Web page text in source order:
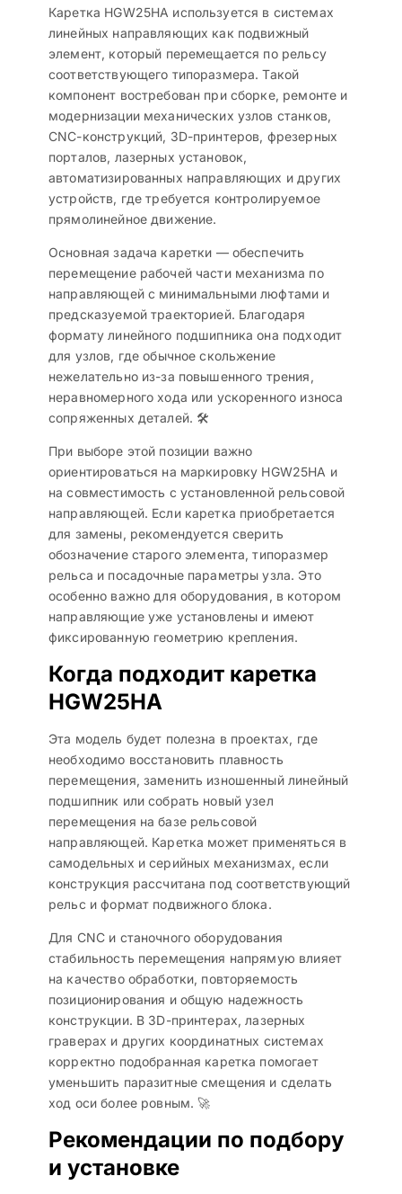
Каретка HGW25HA используется в системах
линейных направляющих как подвижный
элемент, который перемещается по рельсу
соответствующего типоразмера. Такой
компонент востребован при сборке, ремонте и
модернизации механических узлов станков,
CNC-конструкций, 3D-принтеров, фрезерных
порталов, лазерных установок,
автоматизированных направляющих и других
устройств, где требуется контролируемое
прямолинейное движение.
Основная задача каретки — обеспечить
перемещение рабочей части механизма по
направляющей с минимальными люфтами и
предсказуемой траекторией. Благодаря
формату линейного подшипника она подходит
для узлов, где обычное скольжение
нежелательно из-за повышенного трения,
неравномерного хода или ускоренного износа
сопряженных деталей. 🛠️
При выборе этой позиции важно
ориентироваться на маркировку HGW25HA и
на совместимость с установленной рельсовой
направляющей. Если каретка приобретается
для замены, рекомендуется сверить
обозначение старого элемента, типоразмер
рельса и посадочные параметры узла. Это
особенно важно для оборудования, в котором
направляющие уже установлены и имеют
фиксированную геометрию крепления.
Когда подходит каретка
HGW25HA
Эта модель будет полезна в проектах, где
необходимо восстановить плавность
перемещения, заменить изношенный линейный
подшипник или собрать новый узел
перемещения на базе рельсовой
направляющей. Каретка может применяться в
самодельных и серийных механизмах, если
конструкция рассчитана под соответствующий
рельс и формат подвижного блока.
Для CNC и станочного оборудования
стабильность перемещения напрямую влияет
на качество обработки, повторяемость
позиционирования и общую надежность
конструкции. В 3D-принтерах, лазерных
граверах и других координатных системах
корректно подобранная каретка помогает
уменьшить паразитные смещения и сделать
ход оси более ровным. 🚀
Рекомендации по подбору
и установке